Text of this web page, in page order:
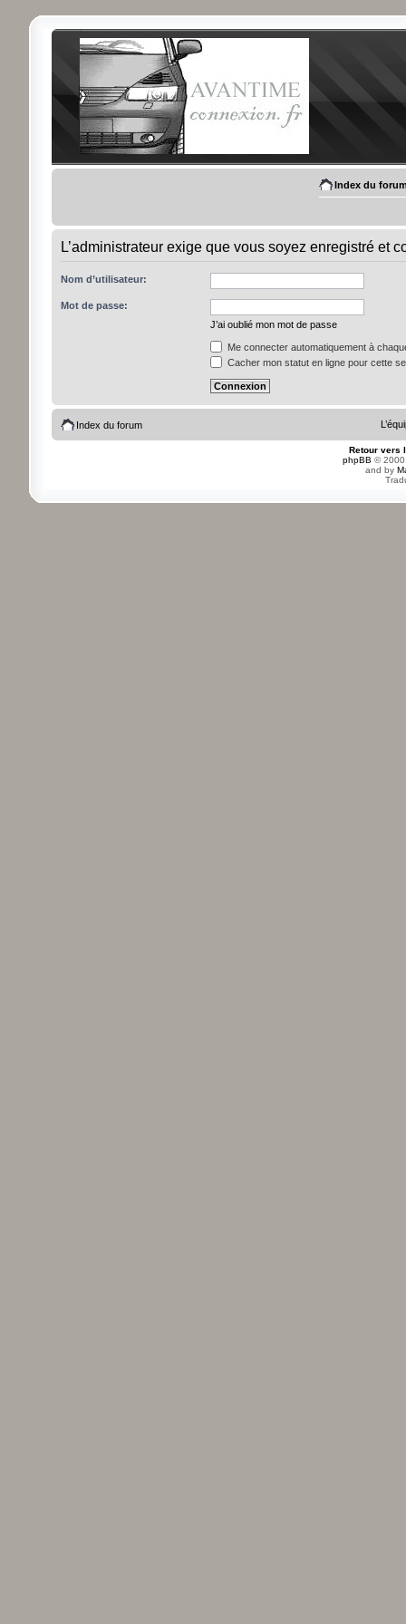
Index du
L’administrateur exige que vous soyez enregistré et
Nom d’utilisateur:
Mot de passe:
J’ai oublié mon mot de passe
Me connecter automatiquement à
Cacher mon statut en ligne pour cette
Index du forum
Retour vers
phpBB ©
and by